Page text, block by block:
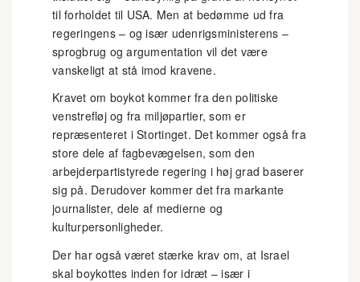
til forholdet til USA. Men at bedømme ud fra
regeringens – og især udenrigsministerens –
sprogbrug og argumentation vil det være
vanskeligt at stå imod kravene.
Kravet om boykot kommer fra den politiske
venstrefløj og fra miljøpartier, som er
repræsenteret i Stortinget. Det kommer også fra
store dele af fagbevægelsen, som den
arbejderpartistyrede regering i høj grad baserer
sig på. Derudover kommer det fra markante
journalister, dele af medierne og
kulturpersonligheder.
Der har også været stærke krav om, at Israel
skal boykottes inden for idræt – især i